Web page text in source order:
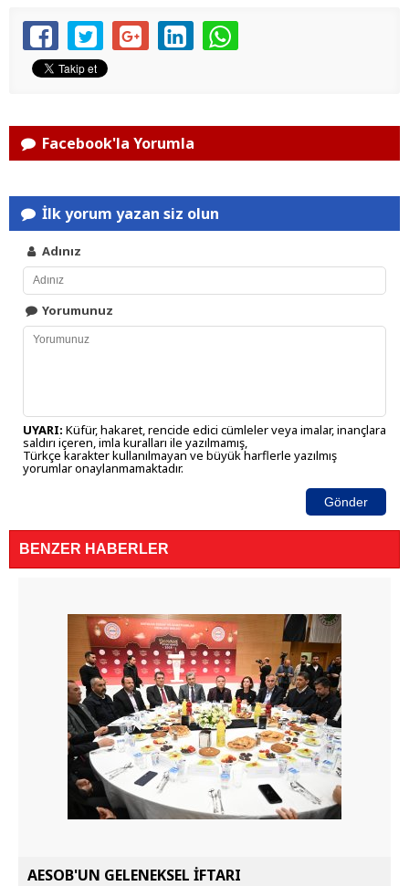
Facebook'la Yorumla
İlk yorum yazan siz olun
Adınız
Yorumunuz
UYARI: Küfür, hakaret, rencide edici cümleler veya imalar, inançlara
saldırı içeren, imla kuralları ile yazılmamış,
Türkçe karakter kullanılmayan ve büyük harflerle yazılmış
yorumlar onaylanmamaktadır.
Gönder
BENZER HABERLER
AESOB'UN GELENEKSEL İFTARI